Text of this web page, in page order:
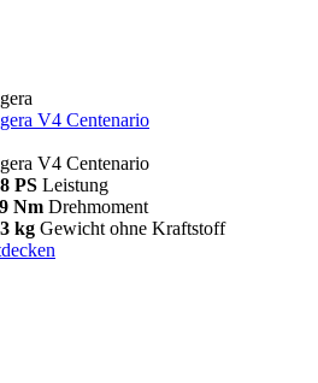
V4 Centenario
V4 Centenario
PS Leistung
Nm Drehmoment
kg Gewicht ohne Kraftstoff